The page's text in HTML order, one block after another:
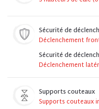
Sécurité de
Déclenchement
Sécurité de
Déclenchement
Supports couteaux
Supports couteaux